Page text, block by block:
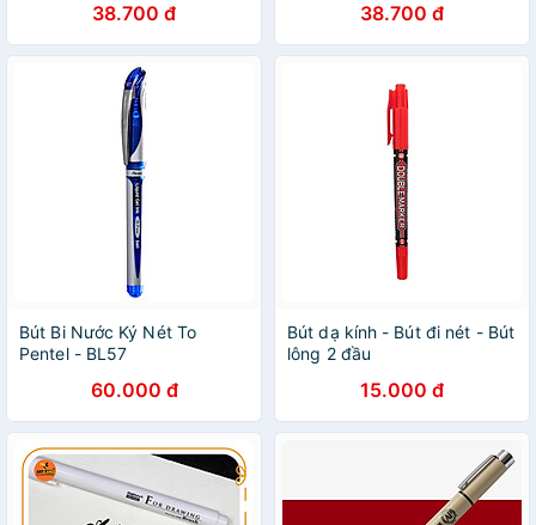
38.700 đ 38.700 đ
Bút Bi Nước Ký Nét To
Pentel - BL57
60.000 đ
Bút dạ kính - Bút đi nét - Bút
lông 2 đầu
15.000 đ